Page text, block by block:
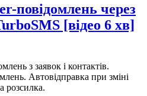
повідомлень через
[відео 6 хв]
з заявок і контактів.
Автовідправка при зміні
розсилка.